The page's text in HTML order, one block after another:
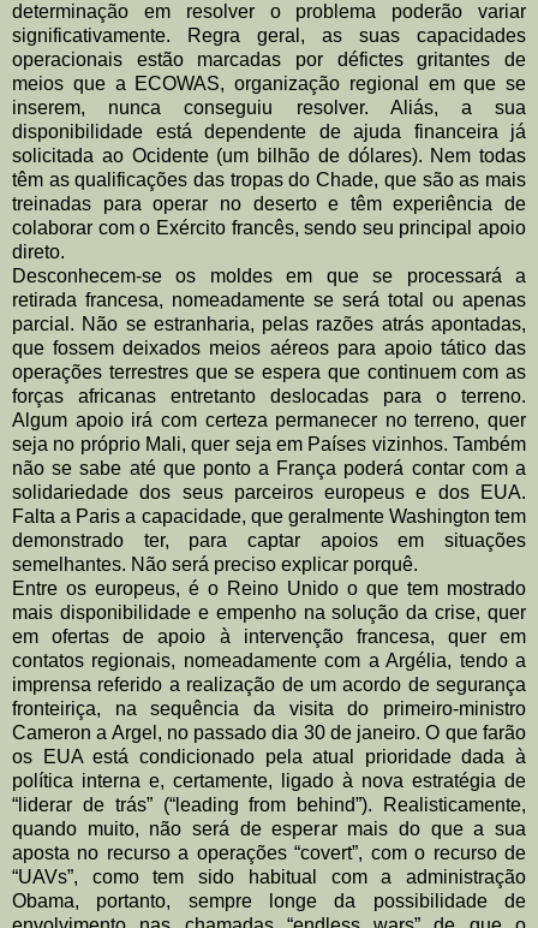
determinação em resolver o problema poderão variar
significativamente. Regra geral, as suas capacidades
operacionais estão marcadas por défictes gritantes de
meios que a ECOWAS, organização regional emque se
inserem, nunca conseguiu resolver. Aliás, a sua
disponibilidade está dependente de ajuda financeira já
solicitada ao Ocidente (um bilhão de dólares). Nem todas
têm as qualificações das tropas do Chade, que são as mais
treinadas para operar no deserto e têm experiência de
colaborar com o Exército francês,sendo seu principal apoio
direto.
Desconhecem-se os moldes em que se processará a
retirada francesa, nomeadamente se será total ou apenas
parcial. Não se estranharia, pelas razões atrás apontadas,
que fossem deixados meios aéreos para apoio tático das
operações terrestres que se espera que continuem com as
forças africanas entretanto deslocadas para o terreno.
Algum apoio irá com certeza permanecer noterreno, quer
seja no próprio Mali, quer seja em Países vizinhos. Também
não sesabe até que ponto a França poderá contar com a
solidariedade dos seus parceiroseuropeus e dos EUA.
Falta a Paris a capacidade, que geralmente Washington tem
demonstrado ter, para captar apoios em situações
semelhantes. Não será preciso explicar porquê.
Entre os europeus, é o Reino Unido o que tem mostrado
mais disponibilidade e empenho na solução da crise, quer
em ofertas de apoio à intervenção francesa, quer em
contatos regionais, nomeadamente com a Argélia, tendo a
imprensa referido a realização de um acordo de segurança
fronteiriça, na sequência da visitado primeiro-ministro
Cameron a Argel, no passado dia 30 de janeiro.O que farão
os EUA está condicionado pela atual prioridade dada à
política interna e, certamente, ligado à nova estratégia de
“liderar de trás” (“leading from behind”).
Realisticamente,
quando muito, não será de esperar mais do que a sua
aposta no recurso a operações “covert”, com o recurso de
“UAVs”, como tem sido habitual coma administração
Obama, portanto, sempre longe da possibilidade de